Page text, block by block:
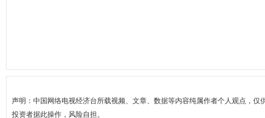
声明：中国网络电视经济台所载视频、文章、数据等内容纯属作者个人观点，仅
投资者据此操作，风险自担。